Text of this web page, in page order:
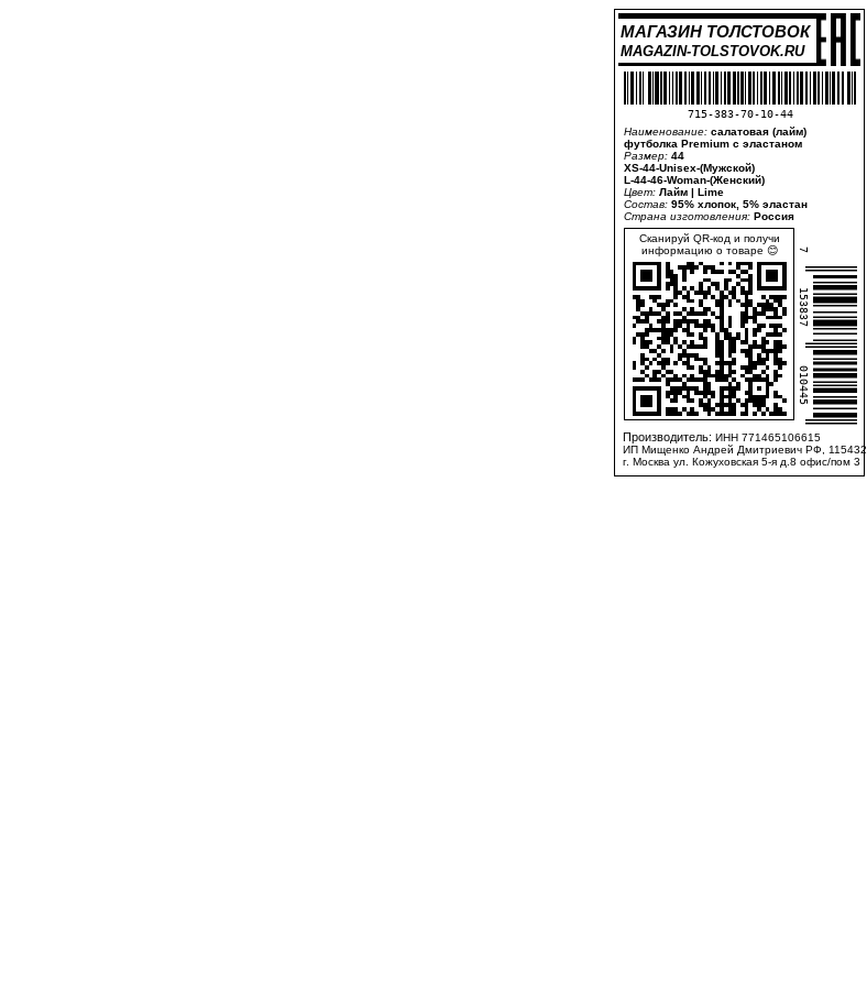
МАГАЗИН ТОЛСТОВОК
MAGAZIN-TOLSTOVOK.RU
715-383-70-10-44
Наименование: салатовая (лайм)
футболка Premium с эластаном
Размер: 44
XS-44-Unisex-(Мужской)
L-44-46-Woman-(Женский)
Цвет: Лайм | Lime
Состав: 95% хлопок, 5% эластан
Страна изготовления: Россия
Сканируй QR-код и получи
информацию о товаре 😊
7
153837
010445
Производитель: ИНН 771465106615
ИП Мищенко Андрей Дмитриевич РФ, 115432
г. Москва ул. Кожуховская 5-я д.8 офис/пом 3